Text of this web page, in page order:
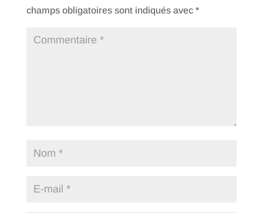
champs obligatoires sont indiqués avec *